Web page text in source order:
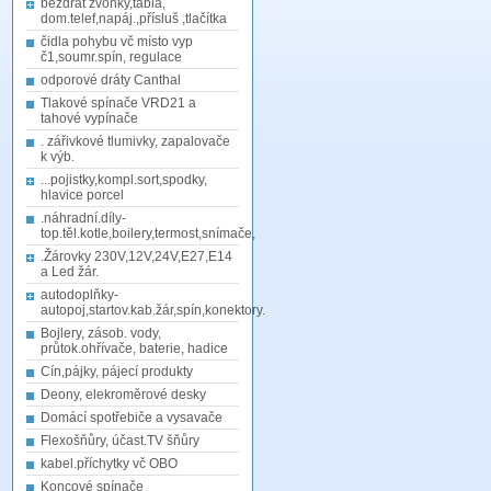
bezdrát zvonky,tabla,
dom.telef,napáj.,přísluš ,tlačítka
čidla pohybu vč místo vyp
č1,soumr.spín, regulace
odporové dráty Canthal
Tlakové spínače VRD21 a
tahové vypínače
. zářivkové tlumivky, zapalovače
k výb.
...pojistky,kompl.sort,spodky,
hlavice porcel
.náhradní.díly-
top.těl.kotle,boilery,termost,snímače,
.Žárovky 230V,12V,24V,E27,E14
a Led žár.
autodoplňky-
autopoj,startov.kab.žár,spín,konektory.
Bojlery, zásob. vody,
průtok.ohřívače, baterie, hadice
Cín,pájky, pájecí produkty
Deony, elekroměrové desky
Domácí spotřebiče a vysavače
Flexošňůry, účast.TV šňůry
kabel.příchytky vč OBO
Koncové spínače